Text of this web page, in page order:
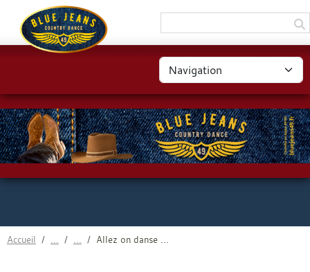
Accueil Allez on danse ...
Panneau de gestion des cookies